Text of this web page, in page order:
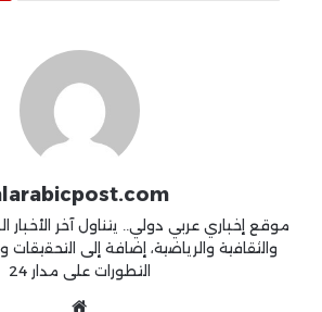
موقع إخباري عربي دولي.. يتناول آخر الأخبار
والثقافية والرياضية، إضافة إلى التحقيقات
التطورات على مدار 24